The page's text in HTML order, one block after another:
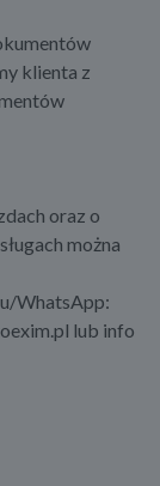
klienta z
oraz o
można
WhatsApp:
lub info